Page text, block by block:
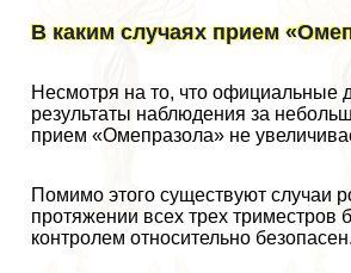
В каким случаях прием
Несмотря на то, что официальные
результаты наблюдения за
прием «Омепразола» не
Помимо этого существуют
протяжении всех трех
контролем относительно безопасен.